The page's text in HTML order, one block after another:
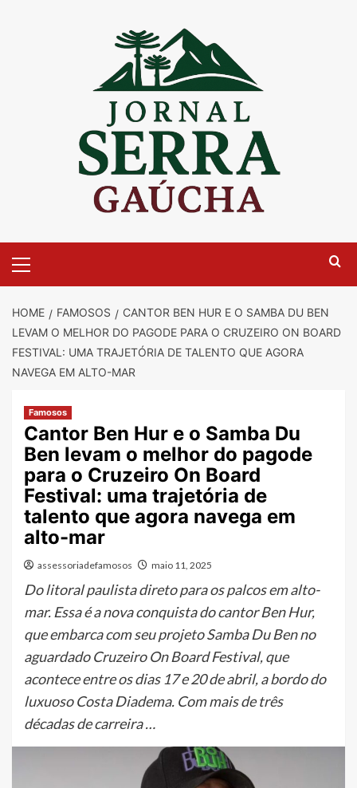
Menu
HOME FAMOSOS
CANTOR BEN HUR E O SAMBA DU BEN
LEVAM O MELHOR DO PAGODE PARA O CRUZEIRO ON BOARD
FESTIVAL: UMA TRAJETÓRIA DE TALENTO QUE AGORA
NAVEGA EM ALTO-MAR
Famosos
Cantor Ben Hur e o Samba Du
Ben levam o melhor do pagode
para o Cruzeiro On Board
Festival: uma trajetória de
talento que agora navega em
alto-mar
assessoriadefamosos maio 11, 2025
Do litoral paulista direto para os palcos em alto-
mar. Essa é a nova conquista do cantor Ben Hur,
que embarca com seu projeto Samba Du Ben no
aguardado Cruzeiro On Board Festival, que
acontece entre os dias 17 e 20 de abril, a bordo do
luxuoso Costa Diadema. Com mais de três
décadas de carreira …